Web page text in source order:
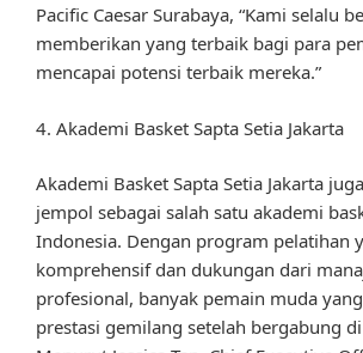
Pacific Caesar Surabaya, “Kami selalu
memberikan yang terbaik bagi para
mencapai potensi terbaik mereka.”
4. Akademi Basket Sapta Setia Jakarta
Akademi Basket Sapta Setia Jakarta
jempol sebagai salah satu akademi
Indonesia. Dengan program pelatihan
komprehensif dan dukungan dari
profesional, banyak pemain muda
prestasi gemilang setelah bergabung